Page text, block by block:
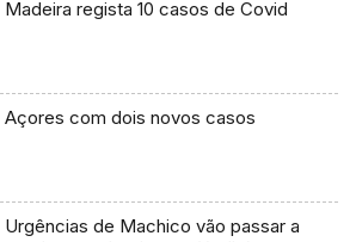
Madeira regista 10 casos de Covid
Açores com dois novos casos
Urgências de Machico vão passar a